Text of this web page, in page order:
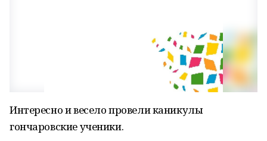
Интересно и весело провели каникулы
гончаровские ученики.